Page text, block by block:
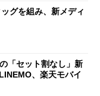
グを組み、新メディ
「セット割なし」新
、楽天モバイ